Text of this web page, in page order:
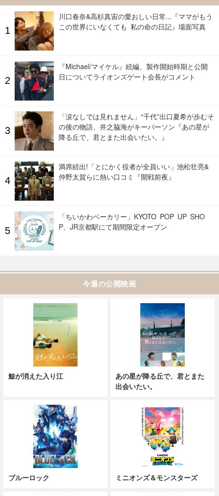
川口春奈&高杉真宙の愛おしい日常...『ママがもう
この世界にいなくても 私の命の日記』場面写真
『Michael/マイケル』続編、製作開始時期と公開
日についてライオンズゲート会長がコメント
「涙なしでは見れません」“千代”出口夏希が歩むそ
の後の物語、井之脇海がキーパーソン『あの星が
降る丘で、君とまた出会いたい。』
満席続出!「とにかく役者が全員いい」池松壮亮&
仲野太賀らに熱い口コミ『開戦前夜』
「ちいかわベーカリー」KYOTO POP UP SHO
P、JR京都駅にて期間限定オープン
今週の公開映画
鯨が消えた入り江
あの星が降る丘で、君とまた
出会いたい。
ブルーロック ミニオンズ＆モンスターズ